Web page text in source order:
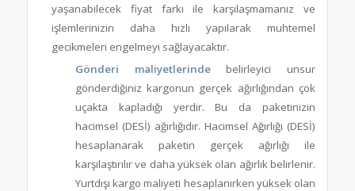
yaşanabilecek fiyat farkı ile karşılaşmamanız ve
işlemlerinizin daha hızlı yapılarak muhtemel
gecikmeleri engelmeyi sağlayacaktır.
Gönderi maliyetlerindebelirleyici unsur
gönderdiğiniz kargonun gerçek ağırlığından çok
uçakta kapladığı yerdir. Bu da paketinizin
hacimsel (DESİ) ağırlığıdır. Hacimsel Ağırlığı (DESİ)
hesaplanarak paketin gerçek ağırlığı ile
karşılaştırılır ve daha yüksek olan ağırlık belirlenir.
Yurtdışı kargo maliyeti hesaplanırken yüksek olan